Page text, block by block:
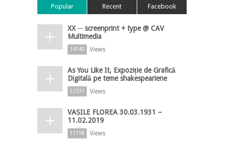
Popular Recent Facebook
XX ─ screenprint + type @ CAV
Multimedia
14740 Views
As You Like It, Expoziție de Grafică
Digitală pe teme shakespeariene
12331 Views
VASILE FLOREA 30.03.1931 –
11.02.2019
11758 Views